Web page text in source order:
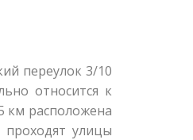
переулок 3/10
относится к
км расположена
проходят улицы